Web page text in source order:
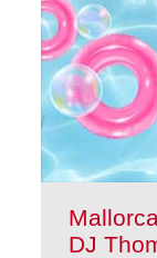
DJ